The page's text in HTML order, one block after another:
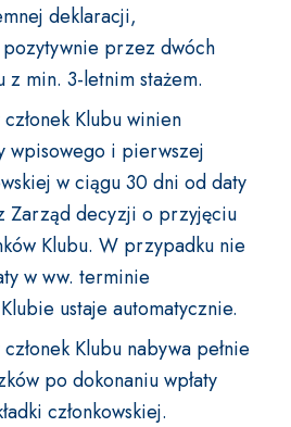
deklaracji,
przez dwóch
z min. 3-letnim stażem.
Klubu winien
wpisowego i pierwszej
w ciągu 30 dni od daty
Zarząd decyzji o przyjęciu
Klubu. W przypadku nie
w ww. terminie
ustaje automatycznie.
Klubu nabywa pełnie
po dokonaniu wpłaty
członkowskiej.